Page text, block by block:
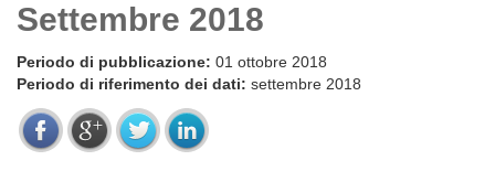
Settembre 2018
Periodo di pubblicazione: 01 ottobre 2018
Periodo di riferimento dei dati: settembre 2018